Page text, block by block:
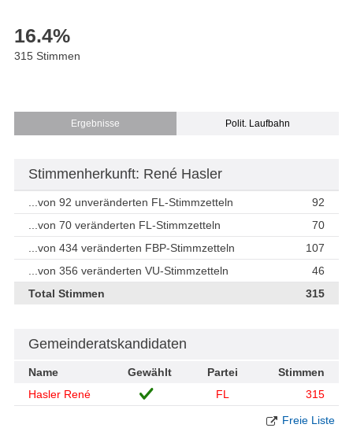
16.4%
315 Stimmen
Ergebnisse Polit. Laufbahn
Stimmenherkunft: René Hasler
...von 92 unveränderten FL-Stimmzetteln
92
...von 70 veränderten FL-Stimmzetteln
70
...von 434 veränderten FBP-Stimmzetteln
107
...von 356 veränderten VU-Stimmzetteln
46
Total Stimmen
315
Gemeinderatskandidaten
Name Gewählt Partei
Stimmen
Hasler René
FL 315
Freie Liste